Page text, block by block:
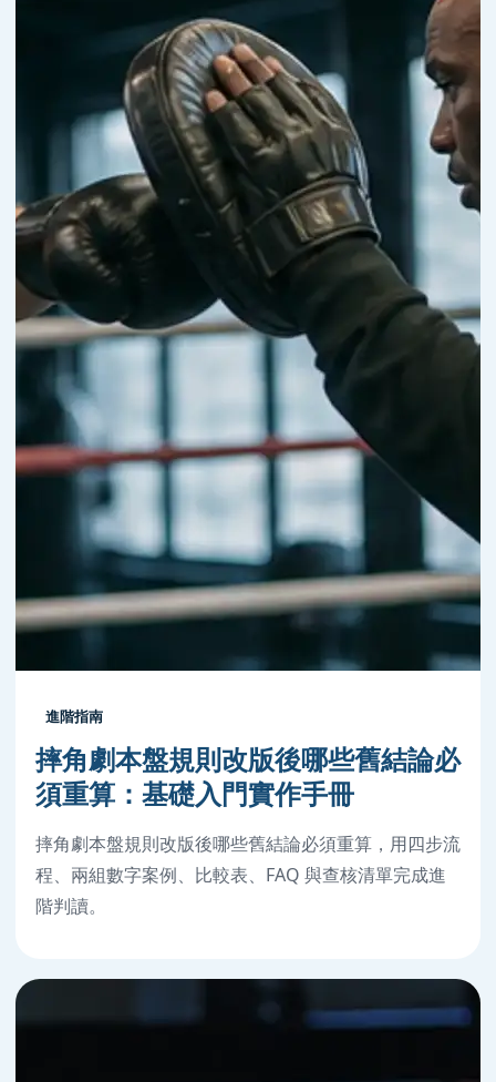
進階指南
摔角劇本盤規則改版後哪些舊結論必
須重算：基礎入門實作手冊
摔角劇本盤規則改版後哪些舊結論必須重算，用四步流
程、兩組數字案例、比較表、FAQ 與查核清單完成進
階判讀。